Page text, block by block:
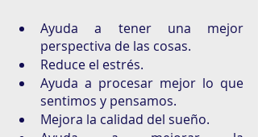
Ayuda a tener una mejor
perspectiva de las cosas.
Reduce el estrés.
Ayuda a procesar mejor lo que
sentimos y pensamos.
Mejora la calidad del sueño.